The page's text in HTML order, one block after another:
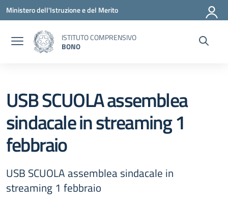
Vai ai contenuti
Vai al menu di navigazione
Vai al footer
Ministero dell'Istruzione e del Merito
ISTITUTO COMPRENSIVO
BONO
USB SCUOLA assemblea
sindacale in streaming 1
febbraio
USB SCUOLA assemblea sindacale in
streaming 1 febbraio